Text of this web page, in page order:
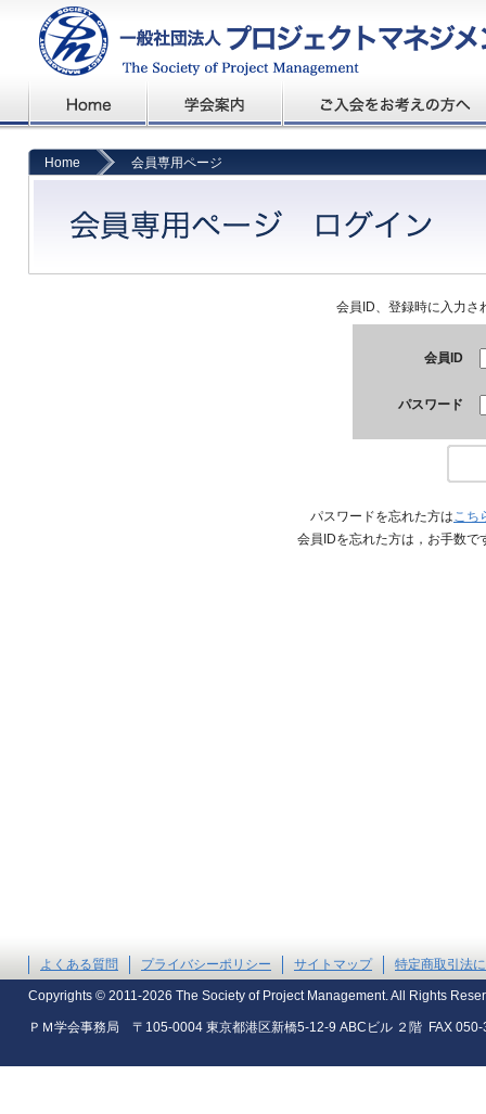
Home 会員専用ページ
会員ID、登録時に入力さ
会員ID
パスワード
パスワードを忘れた方はこち
会員IDを忘れた方は，お手数で
よくある質問 プライバシーポリシー サイトマップ 特定商取引法
Copyrights © 2011-2026 The Society of Project Management. All Rights
ＰＭ学会事務局 〒105-0004 東京都港区新橋5-12-9 ABCビル ２階 FAX